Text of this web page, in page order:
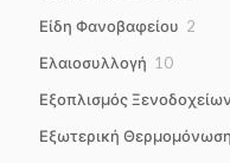
Είδη Φανοβαφείου 2
Ελαιοσυλλογή 1010
Εξοπλισμός Ξενοδοχείων
Εξωτερική Θερμομόνωση